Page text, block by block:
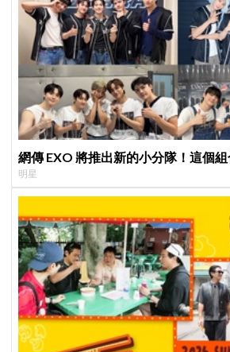
網傳 EXO 將推出新的小分隊！這個
明星